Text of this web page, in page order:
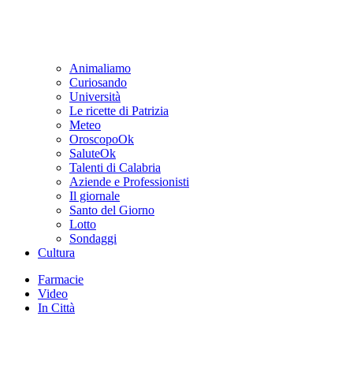
Animaliamo
Curiosando
Università
Le ricette di Patrizia
Meteo
OroscopoOk
SaluteOk
Talenti di Calabria
Aziende e Professionisti
Il giornale
Santo del Giorno
Lotto
Sondaggi
Cultura
Farmacie
Video
In Città